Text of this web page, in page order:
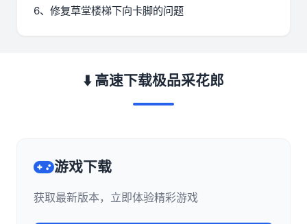
6、修复草堂楼梯下向卡脚的问题
⬇️ 高速下载极品采花郎
游戏下载
获取最新版本，立即体验精彩游戏